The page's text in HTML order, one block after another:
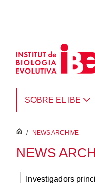
SOBRE EL IBE
inici
/ NEWS ARCHIVE
NEWS